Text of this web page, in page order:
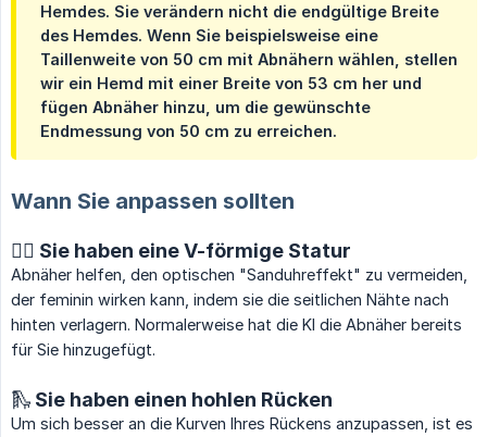
Hemdes. Sie verändern nicht die endgültige Breite
des Hemdes. Wenn Sie beispielsweise eine
Taillenweite von 50 cm mit Abnähern wählen, stellen
wir ein Hemd mit einer Breite von 53 cm her und
fügen Abnäher hinzu, um die gewünschte
Endmessung von 50 cm zu erreichen.
Wann Sie anpassen sollten
🏋️‍♂️ Sie haben eine V-förmige Statur
Abnäher helfen, den optischen "Sanduhreffekt" zu vermeiden,
der feminin wirken kann, indem sie die seitlichen Nähte nach
hinten verlagern. Normalerweise hat die KI die Abnäher bereits
für Sie hinzugefügt.
🛝 Sie haben einen hohlen Rücken
Um sich besser an die Kurven Ihres Rückens anzupassen, ist es